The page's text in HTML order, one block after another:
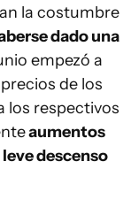
la costumbre
dado una
empezó a
de los
los respectivos
aumentos
descenso